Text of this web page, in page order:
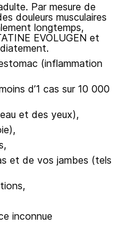
Par mesure de
douleurs musculaires
longtemps,
EVOLUGEN et
(inflammation
d’1 cas sur 10 000
et des yeux),
et de vos jambes (tels
inconnue